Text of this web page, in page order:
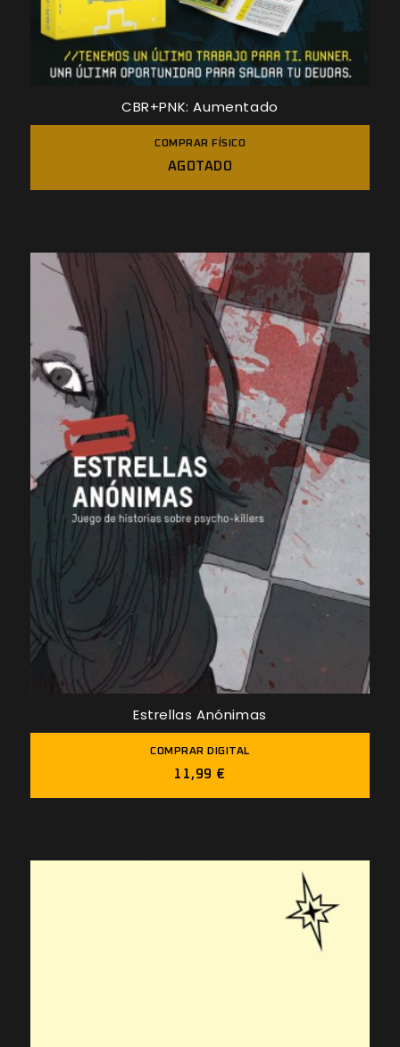
CBR+PNK: Aumentado
COMPRAR FÍSICO
AGOTADO
Estrellas Anónimas
COMPRAR DIGITAL
11,99 €